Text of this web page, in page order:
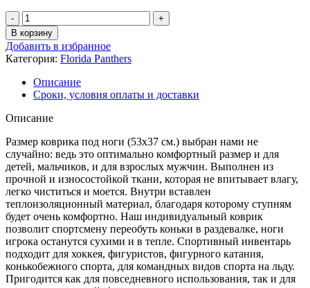
В корзину
Добавить в избранное
Категория: Florida Panthers
Описание
Сроки, условия оплаты и доставки
Описание
Размер коврика под ноги (53х37 см.) выбран нами не
случайно: ведь это оптимально комфортный размер и для
детей, мальчиков, и для взрослых мужчин. Выполнен из
прочной и износостойкой ткани, которая не впитывает влагу,
легко чиститься и моется. Внутри вставлен
теплоизоляционный материал, благодаря которому ступням
будет очень комфортно. Наш индивидуальный коврик
позволит спортсмену переобуть коньки в раздевалке, ноги
игрока останутся сухими и в тепле. Спортивный инвентарь
подходит для хоккея, фигуристов, фигурного катания,
конькобежного спорта, для командных видов спорта на льду.
Пригодится как для повседневного использования, так и для